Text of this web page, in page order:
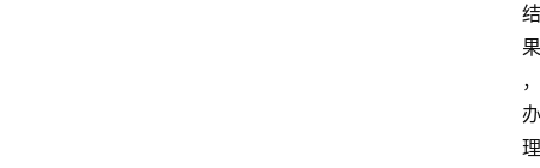
结
果
，
办
理